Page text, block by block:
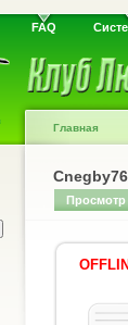
FAQ
Главная
Cnegby76
Просмотр